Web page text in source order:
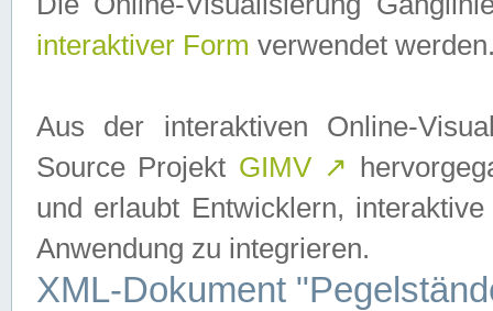
interaktiver Form verwendet
Aus der interaktiven Online-
Source Projekt GIMV ↗
und erlaubt Entwicklern,
Anwendung zu integrieren.
XML-Dokument